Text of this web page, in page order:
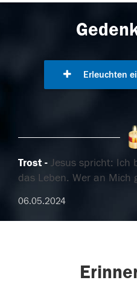
Erleuchten
Trost
Jesus spricht: Ich
das Leben. Wer an Mich
06.05.2024